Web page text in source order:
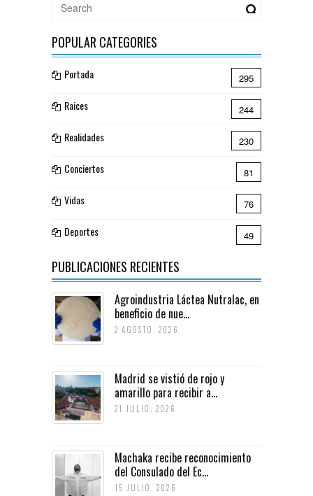
POPULAR CATEGORIES
Portada 295
Raices 244
Realidades 230
Conciertos 81
Vidas 76
Deportes 49
PUBLICACIONES RECIENTES
Agroindustria Láctea Nutralac, en
beneficio de nue...
2 AGOSTO, 2026
Madrid se vistió de rojo y
amarillo para recibir a...
21 JULIO, 2026
Machaka recibe reconocimiento
del Consulado del Ec...
15 JULIO, 2026